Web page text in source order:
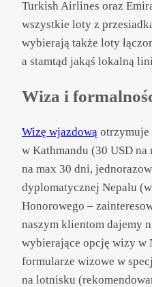
Turkish Airlines oraz
wszystkie loty z
wybierają także loty
a stamtąd jakąś lokalną
Wiza i
Wizę wjazdową otrzymuje
w Kathmandu (30 USD na
na max 30 dni,
dyplomatycznej Nepalu
Honorowego –
naszym klientom dajemy
wybierające opcję wizy w
formularze wizowe w
na lotnisku